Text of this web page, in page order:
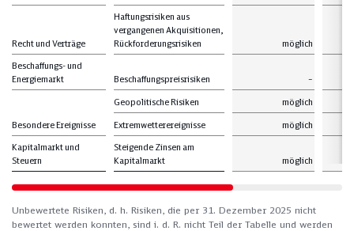
Recht und Verträge
Haftungsrisiken aus
vergangenen Akquisitionen,
Rückforderungsrisiken
möglich
Beschaffungs- und
Energiemarkt
Beschaffungspreisrisiken –
Besondere Ereignisse
Geopolitische Risiken möglich
Extremwetterereignisse
möglich
Kapitalmarkt und
Steuern
Steigende Zinsen am
Kapitalmarkt
möglich
Unbewertete Risiken, d. h. Risiken, die per 31. Dezember 2025 nicht
bewertet werden konnten, sind i. d. R. nicht Teil der Tabelle und werden